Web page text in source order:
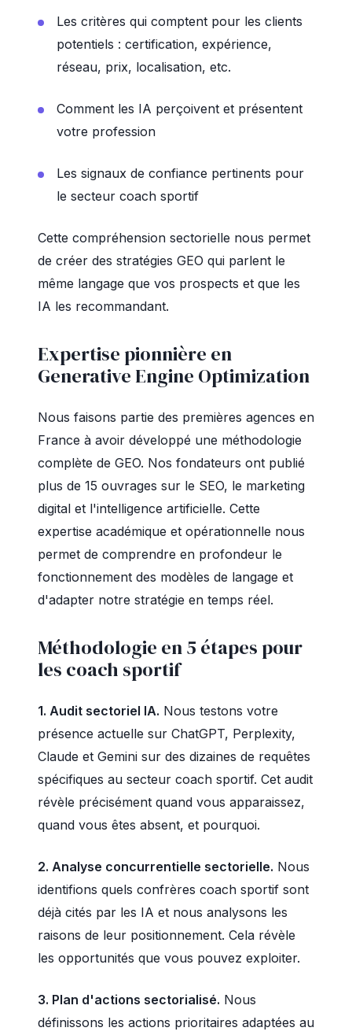
Les critères qui comptent pour les clients
potentiels : certification, expérience,
réseau, prix, localisation, etc.
Comment les IA perçoivent et présentent
votre profession
Les signaux de confiance pertinents pour
le secteur coach sportif
Cette compréhension sectorielle nous permet
de créer des stratégies GEO qui parlent le
même langage que vos prospects et que les
IA les recommandant.
Expertise pionnière en
Generative Engine Optimization
Nous faisons partie des premières agences en
France à avoir développé une méthodologie
complète de GEO. Nos fondateurs ont publié
plus de 15 ouvrages sur le SEO, le marketing
digital et l'intelligence artificielle. Cette
expertise académique et opérationnelle nous
permet de comprendre en profondeur le
fonctionnement des modèles de langage et
d'adapter notre stratégie en temps réel.
Méthodologie en 5 étapes pour
les coach sportif
1. Audit sectoriel IA. Nous testons votre
présence actuelle sur ChatGPT, Perplexity,
Claude et Gemini sur des dizaines de requêtes
spécifiques au secteur coach sportif. Cet audit
révèle précisément quand vous apparaissez,
quand vous êtes absent, et pourquoi.
2. Analyse concurrentielle sectorielle. Nous
identifions quels confrères coach sportif sont
déjà cités par les IA et nous analysons les
raisons de leur positionnement. Cela révèle
les opportunités que vous pouvez exploiter.
3. Plan d'actions sectorialisé. Nous
définissons les actions prioritaires adaptées au